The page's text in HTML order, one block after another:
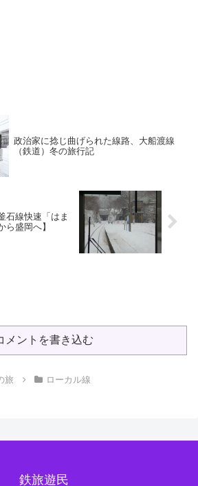
政治家に捻じ曲げられた線路、大船渡線
（鉄道）冬の旅行記
石線快速「はま
ら盛岡へ】
メントを書き込む
旅 ローカル線
鉄旅遊民